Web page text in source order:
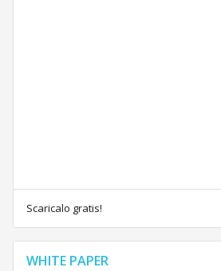
Scaricalo gratis!
WHITE PAPER